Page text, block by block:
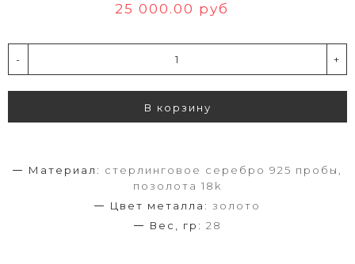
25 000.00 руб
- +
В корзину
Материал: стерлинговое серебро 925 пробы,
позолота 18k
Цвет металла: золото
Вес, гр: 28